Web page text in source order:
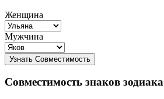
Женщина
Мужчина
Совместимость знаков зодиака